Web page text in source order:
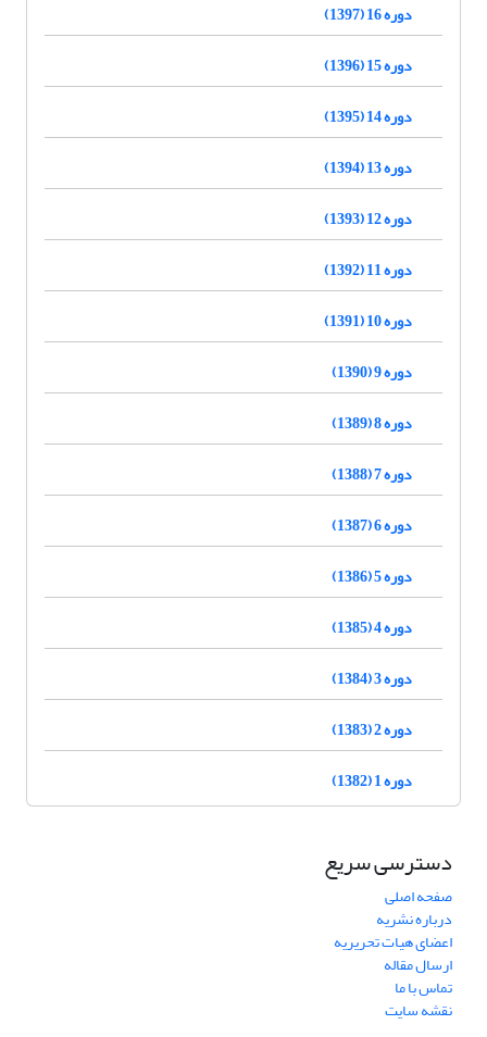
دوره 16 (1397)
دوره 15 (1396)
دوره 14 (1395)
دوره 13 (1394)
دوره 12 (1393)
دوره 11 (1392)
دوره 10 (1391)
دوره 9 (1390)
دوره 8 (1389)
دوره 7 (1388)
دوره 6 (1387)
دوره 5 (1386)
دوره 4 (1385)
دوره 3 (1384)
دوره 2 (1383)
دوره 1 (1382)
دسترسی سریع
صفحه اصلی
درباره نشریه
اعضای هیات تحریریه
ارسال مقاله
تماس با ما
نقشه سایت